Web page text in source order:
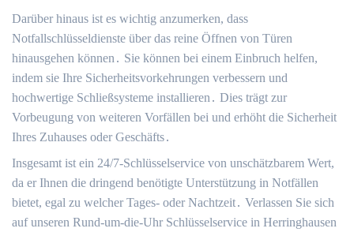
Darüber hinaus ist es wichtig anzumerken, dass
Notfallschlüsseldienste über das reine Öffnen von Türen
hinausgehen können․ Sie können bei einem Einbruch helfen,
indem sie Ihre Sicherheitsvorkehrungen verbessern und
hochwertige Schließsysteme installieren․ Dies trägt zur
Vorbeugung von weiteren Vorfällen bei und erhöht die Sicherheit
Ihres Zuhauses oder Geschäfts․
Insgesamt ist ein 24/7-Schlüsselservice von unschätzbarem Wert,
da er Ihnen die dringend benötigte Unterstützung in Notfällen
bietet, egal zu welcher Tages- oder Nachtzeit․ Verlassen Sie sich
auf unseren Rund-um-die-Uhr Schlüsselservice in Herringhausen